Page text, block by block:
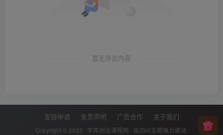
暂无评论内容
友链申请 免责声明 广告合作 关于我们
Copyright © 2022 · 学库创业课程网 · 由Zibll主题强力驱动.